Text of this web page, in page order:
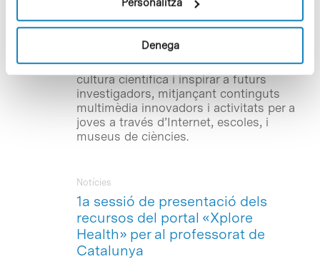
Personalitza
Denega
Europea, través del 7è Programa Marc, i
que compta també amb el suport de la
investigació biomèdica a l’educació,
estimular el debat social, fomentar la
cultura científica i inspirar a futurs
investigadors, mitjançant continguts
multimèdia innovadors i activitats per a
joves a través d’Internet, escoles, i
museus de ciències.
1a sessió de presentació dels
recursos del portal «Xplore
Health» per al professorat de
Catalunya
Notícies